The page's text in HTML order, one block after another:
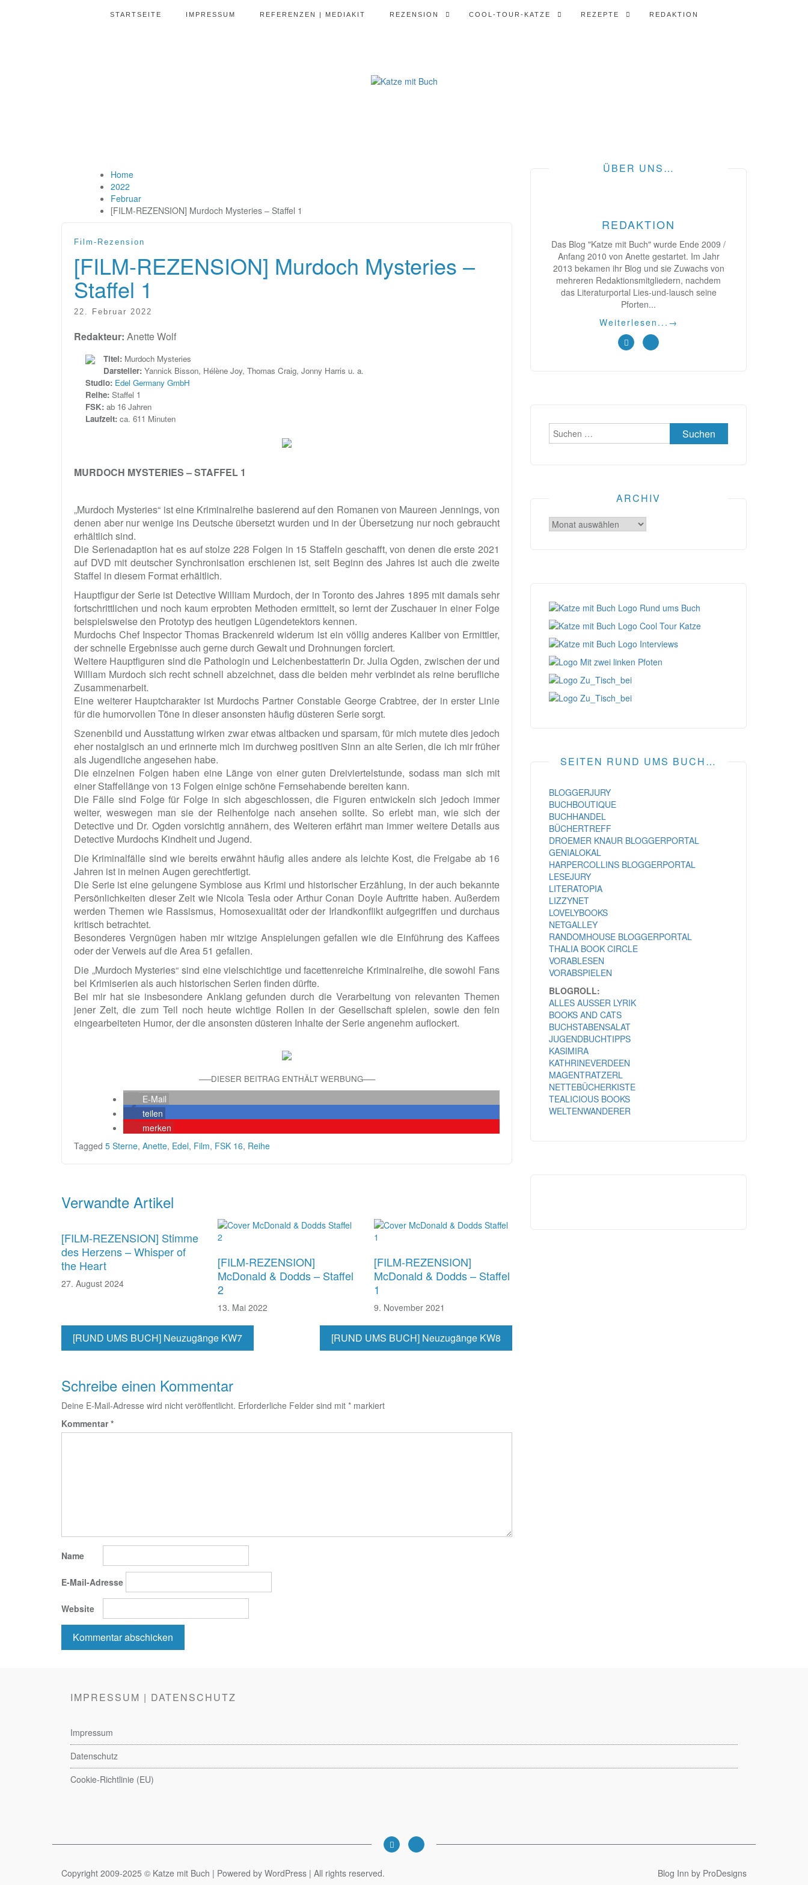
STARTSEITE IMPRESSUM REFERENZEN | MEDIAKIT REZENSION COOL-TOUR-KATZE REZEPTE REDAKTION
Home
2022
Februar
[FILM-REZENSION] Murdoch Mysteries – Staffel 1
Film-Rezension
[FILM-REZENSION] Murdoch Mysteries –
Staffel 1
22. Februar 2022
Redakteur: Anette Wolf
Titel: Murdoch Mysteries
Darsteller: Yannick Bisson, Hélène Joy, Thomas Craig, Jonny Harris u. a.
Studio: Edel Germany GmbH
Reihe: Staffel 1
FSK: ab 16 Jahren
Laufzeit: ca. 611 Minuten
MURDOCH MYSTERIES – STAFFEL 1
„Murdoch Mysteries“ ist eine Kriminalreihe basierend auf den Romanen von Maureen Jennings, von
denen aber nur wenige ins Deutsche übersetzt wurden und in der Übersetzung nur noch gebraucht
erhältlich sind.
Die Serienadaption hat es auf stolze 228 Folgen in 15 Staffeln geschafft, von denen die erste 2021
auf DVD mit deutscher Synchronisation erschienen ist, seit Beginn des Jahres ist auch die zweite
Staffel in diesem Format erhältlich.
Hauptfigur der Serie ist Detective William Murdoch, der in Toronto des Jahres 1895 mit damals sehr
fortschrittlichen und noch kaum erprobten Methoden ermittelt, so lernt der Zuschauer in einer Folge
beispielsweise den Prototyp des heutigen Lügendetektors kennen.
Murdochs Chef Inspector Thomas Brackenreid widerum ist ein völlig anderes Kaliber von Ermittler,
der schnelle Ergebnisse auch gerne durch Gewalt und Drohnungen forciert.
Weitere Hauptfiguren sind die Pathologin und Leichenbestatterin Dr. Julia Ogden, zwischen der und
William Murdoch sich recht schnell abzeichnet, dass die beiden mehr verbindet als reine berufliche
Zusammenarbeit.
Eine weiterer Hauptcharakter ist Murdochs Partner Constable George Crabtree, der in erster Linie
für die humorvollen Töne in dieser ansonsten häufig düsteren Serie sorgt.
Szenenbild und Ausstattung wirken zwar etwas altbacken und sparsam, für mich mutete dies jedoch
eher nostalgisch an und erinnerte mich im durchweg positiven Sinn an alte Serien, die ich mir früher
als Jugendliche angesehen habe.
Die einzelnen Folgen haben eine Länge von einer guten Dreiviertelstunde, sodass man sich mit
einer Staffellänge von 13 Folgen einige schöne Fernsehabende bereiten kann.
Die Fälle sind Folge für Folge in sich abgeschlossen, die Figuren entwickeln sich jedoch immer
weiter, weswegen man sie der Reihenfolge nach ansehen sollte. So erlebt man, wie sich der
Detective und Dr. Ogden vorsichtig annähern, des Weiteren erfährt man immer weitere Details aus
Detective Murdochs Kindheit und Jugend.
Die Kriminalfälle sind wie bereits erwähnt häufig alles andere als leichte Kost, die Freigabe ab 16
Jahren ist in meinen Augen gerechtfertigt.
Die Serie ist eine gelungene Symbiose aus Krimi und historischer Erzählung, in der auch bekannte
Persönlichkeiten dieser Zeit wie Nicola Tesla oder Arthur Conan Doyle Auftritte haben. Außerdem
werden Themen wie Rassismus, Homosexualität oder der Irlandkonflikt aufgegriffen und durchaus
kritisch betrachtet.
Besonderes Vergnügen haben mir witzige Anspielungen gefallen wie die Einführung des Kaffees
oder der Verweis auf die Area 51 gefallen.
Die „Murdoch Mysteries“ sind eine vielschichtige und facettenreiche Kriminalreihe, die sowohl Fans
bei Krimiserien als auch historischen Serien finden dürfte.
Bei mir hat sie insbesondere Anklang gefunden durch die Verarbeitung von relevanten Themen
jener Zeit, die zum Teil noch heute wichtige Rollen in der Gesellschaft spielen, sowie den fein
eingearbeiteten Humor, der die ansonsten düsteren Inhalte der Serie angenehm auflockert.
—–DIESER BEITRAG ENTHÄLT WERBUNG—–
E-Mail
teilen
merken
Tagged 5 Sterne, Anette, Edel, Film, FSK 16, Reihe
Verwandte Artikel
[FILM-REZENSION] Stimme
des Herzens – Whisper of
the Heart
27. August 2024
[FILM-REZENSION]
McDonald & Dodds – Staffel
2
13. Mai 2022
[FILM-REZENSION]
McDonald & Dodds – Staffel
1
9. November 2021
Beitragsnavigation
[RUND UMS BUCH] Neuzugänge KW7 [RUND UMS BUCH] Neuzugänge KW8
Schreibe einen Kommentar
Deine E-Mail-Adresse wird nicht veröffentlicht. Erforderliche Felder sind mit * markiert
Kommentar*
Name
E-Mail-Adresse
Website
ÜBER UNS…
REDAKTION
Das Blog "Katze mit Buch" wurde Ende 2009 /
Anfang 2010 von Anette gestartet. Im Jahr
2013 bekamen ihr Blog und sie Zuwachs von
mehreren Redaktionsmitgliedern, nachdem
das Literaturportal Lies-und-lausch seine
Pforten...
Weiterlesen... →
Suchen
nach:
ARCHIV
Archiv
SEITEN RUND UMS BUCH…
BLOGGERJURY
BUCHBOUTIQUE
BUCHHANDEL
BÜCHERTREFF
DROEMER KNAUR BLOGGERPORTAL
GENIALOKAL
HARPERCOLLINS BLOGGERPORTAL
LESEJURY
LITERATOPIA
LIZZYNET
LOVELYBOOKS
NETGALLEY
RANDOMHOUSE BLOGGERPORTAL
THALIA BOOK CIRCLE
VORABLESEN
VORABSPIELEN
BLOGROLL:
ALLES AUSSER LYRIK
BOOKS AND CATS
BUCHSTABENSALAT
JUGENDBUCHTIPPS
KASIMIRA
KATHRINEVERDEEN
MAGENTRATZERL
NETTEBÜCHERKISTE
TEALICIOUS BOOKS
WELTENWANDERER
IMPRESSUM | DATENSCHUTZ
Impressum
Datenschutz
Cookie-Richtlinie (EU)
Copyright 2009-2025 © Katze mit Buch | Powered by WordPress | All rights reserved. Blog Inn by ProDesigns